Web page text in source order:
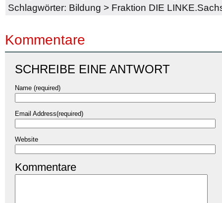
Schlagwörter: Bildung > Fraktion DIE
Kommentare
SCHREIBE EINE ANTWORT
Name (required)
Email Address(required)
Website
Kommentare